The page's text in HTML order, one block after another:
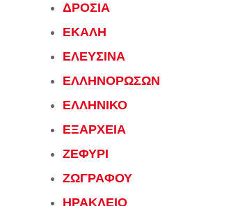
ΔΡΟΣΙΑ
ΕΚΑΛΗ
ΕΛΕΥΣΙΝΑ
ΕΛΛΗΝΟΡΩΣΩΝ
ΕΛΛΗΝΙΚΟ
ΕΞΑΡΧΕΙΑ
ΖΕΦΥΡΙ
ΖΩΓΡΑΦΟΥ
ΗΡΑΚΛΕΙΟ